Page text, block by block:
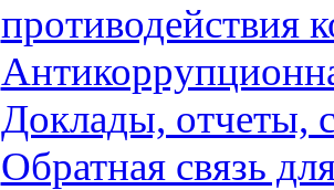
противодействия
Доклады, отчеты,
Обратная связь